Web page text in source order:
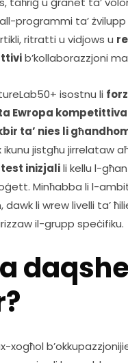
programmi ta’
ritratti u vidjows u
b’kollaborazzjoni
isostnu li
Ewropa kompetittiva
ta’ nies li
jistgħu jirrelataw
test inizjali li kellu l-
Minħabba li l-
li wrew livelli ta’
il-grupp speċifiku.
xogħol